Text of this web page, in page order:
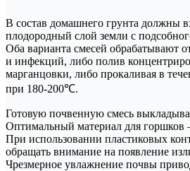
В состав домашнего грунта должны
плодородный слой земли с
Оба варианта смесей обрабатывают
и инфекций, либо полив
марганцовки, либо прокаливая в
при 180-200℃.
Готовую почвенную смесь
Оптимальный материал для горшков
При использовании пластиковых
обращать внимание на появление
Чрезмерное увлажнение почвы